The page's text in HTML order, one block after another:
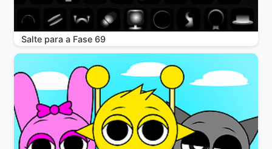
Salte para a Fase 69